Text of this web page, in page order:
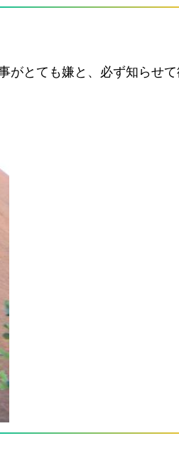
とても嫌と、必ず知らせて